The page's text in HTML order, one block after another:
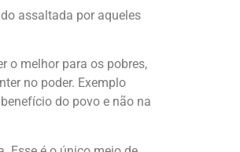
assaltada por aqueles
o melhor para os pobres,
no poder. Exemplo
do povo e não na